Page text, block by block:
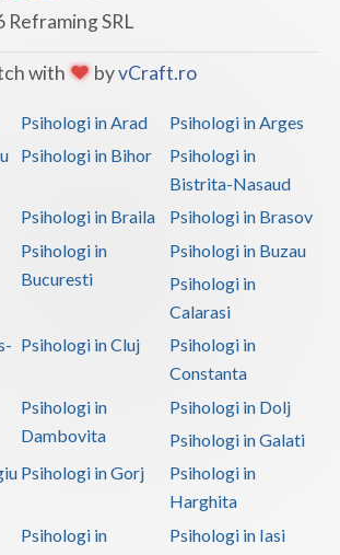
SRL
with byvCraft.ro
Psihologi in Arad
Psihologi in Arges
Psihologi in Bihor
Psihologi in
Bistrita-Nasaud
Psihologi in Braila
Psihologi in Brasov
Psihologi in
Bucuresti
Psihologi in Buzau
Psihologi in
Calarasi
Psihologi in Cluj
Psihologi in
Constanta
Psihologi in
Dambovita
Psihologi in Dolj
Psihologi in Galati
Psihologi in Gorj
Psihologi in
Harghita
Psihologi in
Psihologi in Iasi